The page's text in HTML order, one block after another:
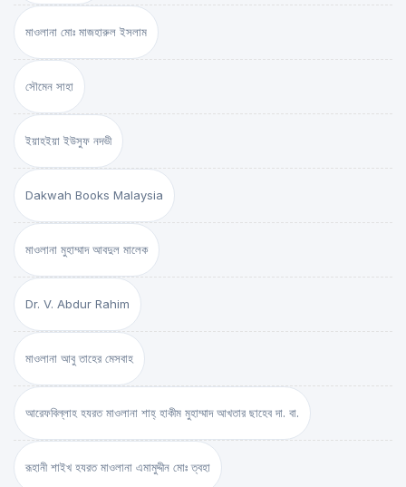
মাওলানা মোঃ মাজহারুল ইসলাম
সৌমেন সাহা
ইয়াহইয়া ইউসুফ নদভী
Dakwah Books Malaysia
মাওলানা মুহাম্মাদ আবদুল মালেক
Dr. V. Abdur Rahim
মাওলানা আবু তাহের মেসবাহ
আরেফবিল্লাহ হযরত মাওলানা শাহ্ হাকীম মুহাম্মাদ আখতার ছাহেব দা. বা.
রূহানী শাইখ হযরত মাওলানা এমামুদ্দীন মোঃ ত্বহা